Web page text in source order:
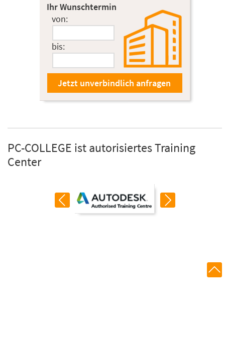
Ihr Wunschtermin
von:
bis:
PC-COLLEGE ist autorisiertes Training
Center